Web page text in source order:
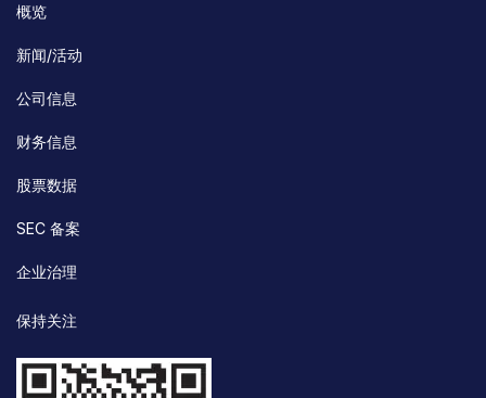
概览
新闻/活动
公司信息
财务信息
股票数据
SEC 备案
企业治理
保持关注